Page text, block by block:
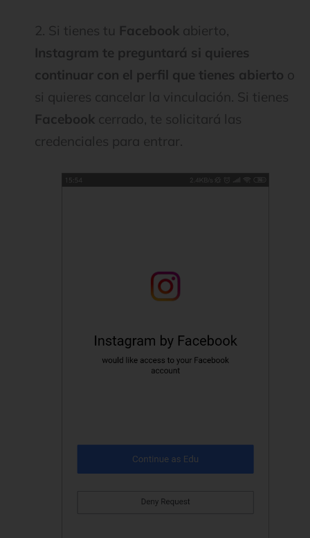
2. Si tienes tu Facebook abierto,
Instagram te preguntará si quieres
continuar con el perfil que tienes abierto o
si quieres cancelar la vinculación. Si tienes
Facebook cerrado, te solicitará las
credenciales para entrar.